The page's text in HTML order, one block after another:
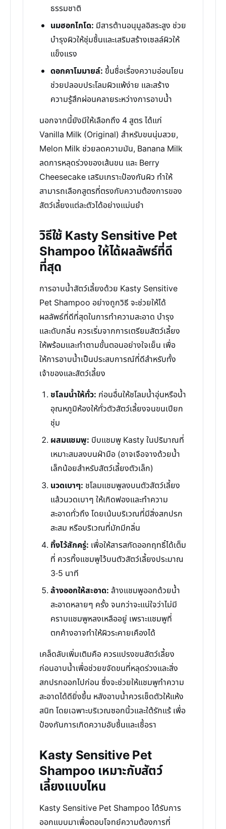
ธรรมชาติ
นมฮอกไกโด: มีสารต้านอนุมูลอิสระสูง ช่วย
บำรุงผิวให้ชุ่มชื้นและเสริมสร้างเซลล์ผิวให้
แข็งแรง
ดอกคาโมมายล์: ขึ้นชื่อเรื่องความอ่อนโยน
ช่วยปลอบประโลมผิวแพ้ง่าย และสร้าง
ความรู้สึกผ่อนคลายระหว่างการอาบน้ำ
นอกจากนี้ยังมีให้เลือกถึง 4 สูตร ได้แก่
Vanilla Milk (Original) สำหรับขนนุ่มสวย,
Melon Milk ช่วยลดความมัน, Banana Milk
ลดการหลุดร่วงของเส้นขน และ Berry
Cheesecake เสริมเกราะป้องกันผิว ทำให้
สามารถเลือกสูตรที่ตรงกับความต้องการของ
สัตว์เลี้ยงแต่ละตัวได้อย่างแม่นยำ
วิธีใช้ Kasty Sensitive Pet
Shampoo ให้ได้ผลลัพธ์ที่ดี
ที่สุด
การอาบน้ำสัตว์เลี้ยงด้วย Kasty Sensitive
Pet Shampoo อย่างถูกวิธี จะช่วยให้ได้
ผลลัพธ์ที่ดีที่สุดในการทำความสะอาด บำรุง
และดับกลิ่น ควรเริ่มจากการเตรียมสัตว์เลี้ยง
ให้พร้อมและทำตามขั้นตอนอย่างใจเย็น เพื่อ
ให้การอาบน้ำเป็นประสบการณ์ที่ดีสำหรับทั้ง
เจ้าของและสัตว์เลี้ยง
ชโลมน้ำให้ทั่ว: ก่อนอื่นให้ชโลมน้ำอุ่นหรือน้ำ
อุณหภูมิห้องให้ทั่วตัวสัตว์เลี้ยงจนขนเปียก
ชุ่ม
ผสมแชมพู: บีบแชมพู Kasty ในปริมาณที่
เหมาะสมลงบนฝ่ามือ (อาจเจือจางด้วยน้ำ
เล็กน้อยสำหรับสัตว์เลี้ยงตัวเล็ก)
นวดเบาๆ: ชโลมแชมพูลงบนตัวสัตว์เลี้ยง
แล้วนวดเบาๆ ให้เกิดฟองและทำความ
สะอาดทั่วถึง โดยเน้นบริเวณที่มีสิ่งสกปรก
สะสม หรือบริเวณที่มักมีกลิ่น
ทิ้งไว้สักครู่: เพื่อให้สารสกัดออกฤทธิ์ได้เต็ม
ที่ ควรทิ้งแชมพูไว้บนตัวสัตว์เลี้ยงประมาณ
3-5 นาที
ล้างออกให้สะอาด: ล้างแชมพูออกด้วยน้ำ
สะอาดหลายๆ ครั้ง จนกว่าจะแน่ใจว่าไม่มี
คราบแชมพูหลงเหลืออยู่ เพราะแชมพูที่
ตกค้างอาจทำให้ผิวระคายเคืองได้
เคล็ดลับเพิ่มเติมคือ ควรแปรงขนสัตว์เลี้ยง
ก่อนอาบน้ำเพื่อช่วยขจัดขนที่หลุดร่วงและสิ่ง
สกปรกออกไปก่อน ซึ่งจะช่วยให้แชมพูทำความ
สะอาดได้ดียิ่งขึ้น หลังอาบน้ำควรเช็ดตัวให้แห้ง
สนิท โดยเฉพาะบริเวณซอกนิ้วและใต้รักแร้ เพื่อ
ป้องกันการเกิดความอับชื้นและเชื้อรา
Kasty Sensitive Pet
Shampoo เหมาะกับสัตว์
เลี้ยงแบบไหน
Kasty Sensitive Pet Shampoo ได้รับการ
ออกแบบมาเพื่อตอบโจทย์ความต้องการที่